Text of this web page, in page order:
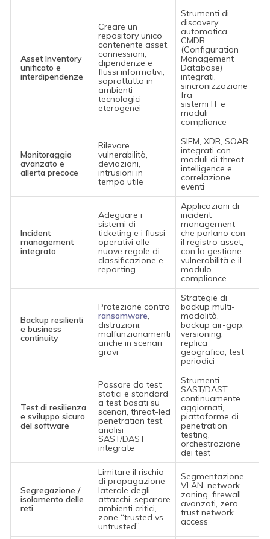
Asset Inventory
unificato e
interdipendenze
Creare un
repository unico
contenente asset,
connessioni,
dipendenze e
flussi informativi;
soprattutto in
ambienti
tecnologici
eterogenei
Strumenti di
discovery
automatica,
CMDB
(Configuration
Management
Database)
integrati,
sincronizzazione
fra
sistemi IT e
moduli
compliance
Monitoraggio
avanzato e
allerta precoce
Rilevare
vulnerabilità,
deviazioni,
intrusioni in
tempo utile
SIEM, XDR, SOAR
integrati con
moduli di threat
intelligence e
correlazione
eventi
Incident
management
integrato
Adeguare i
sistemi di
ticketing e i flussi
operativi alle
nuove regole di
classificazione e
reporting
Applicazioni di
incident
management
che parlano con
il registro asset,
con la gestione
vulnerabilità e il
modulo
compliance
Backup resilienti
e business
continuity
Protezione contro
ransomware,
distruzioni,
malfunzionamenti
anche in scenari
gravi
Strategie di
backup multi-
modalità,
backup air-gap,
versioning,
replica
geografica, test
periodici
Test di resilienza
e sviluppo sicuro
del software
Passare da test
statici e standard
a test basati su
scenari, threat-led
penetration test,
analisi
SAST/DAST
integrate
Strumenti
SAST/DAST
continuamente
aggiornati,
piattaforme di
penetration
testing,
orchestrazione
dei test
Segregazione /
isolamento delle
reti
Limitare il rischio
di propagazione
laterale degli
attacchi, separare
ambienti critici,
zone “trusted vs
untrusted”
Segmentazione
VLAN, network
zoning, firewall
avanzati, zero
trust network
access